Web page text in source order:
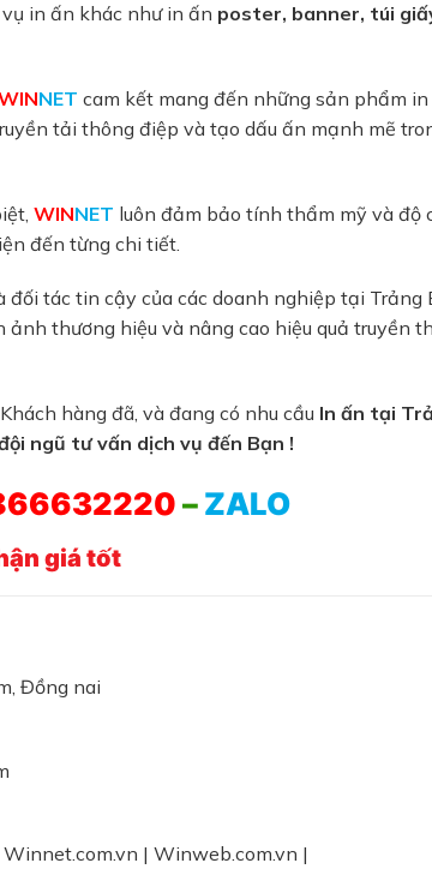
in ấn khác như in ấn poster, banner, túi
NET cam kết mang đến những sản phẩm
tải thông điệp và tạo dấu ấn mạnh mẽ
WINNET luôn đảm bảo tính thẩm mỹ và độ
đến từng chi tiết.
đối tác tin cậy của các doanh nghiệp tại Trảng
thương hiệu và nâng cao hiệu quả truyền
hàng đã, và đang có nhu cầu In ấn tại
ngũ tư vấn dịch vụ đến Bạn !
–ZALO
giá tốt
Đồng nai
| Winweb.com.vn |